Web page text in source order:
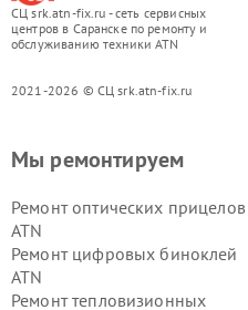
СЦ srk.atn-fix.ru - сеть сервисных
центров в Саранске по ремонту и
обслуживанию техники ATN
2021-2026 © СЦ srk.atn-fix.ru
Мы ремонтируем
Ремонт оптических прицелов
ATN
Ремонт цифровых биноклей
ATN
Ремонт тепловизионных